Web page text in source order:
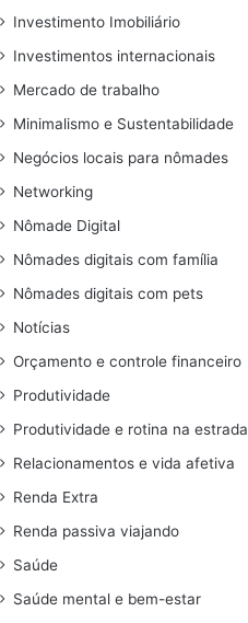
Investimento Imobiliário
Investimentos internacionais
Mercado de trabalho
Minimalismo e Sustentabilidade
Negócios locais para nômades
Networking
Nômade Digital
Nômades digitais com família
Nômades digitais com pets
Notícias
Orçamento e controle financeiro
Produtividade
Produtividade e rotina na estrada
Relacionamentos e vida afetiva
Renda Extra
Renda passiva viajando
Saúde
Saúde mental e bem-estar